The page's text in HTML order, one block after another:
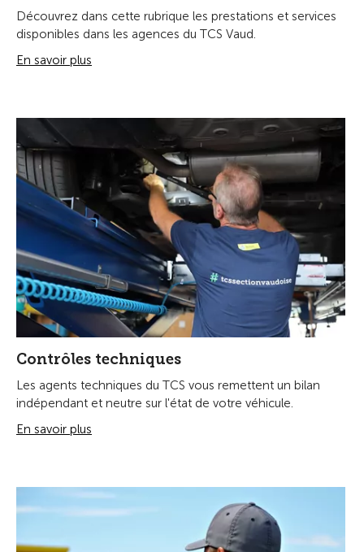
Découvrez dans cette rubrique les prestations et services
disponibles dans les agences du TCS Vaud.
En savoir plus
Contrôles techniques
Les agents techniques du TCS vous remettent un bilan
indépendant et neutre sur l'état de votre véhicule.
En savoir plus